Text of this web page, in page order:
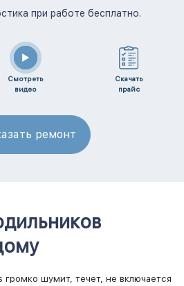
при работе бесплатно.
Смотреть
видео
Скачать
прайс
ремонт
громко шумит, течет, не включается